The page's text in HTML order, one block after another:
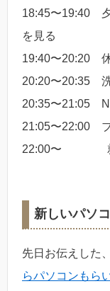
18:45〜19:40
を見る
19:40〜20:20
20:20〜20:35
20:35〜21:05
21:05〜22:00
22:00〜
新しいパソ
先日お伝えした、
らパソコンもら